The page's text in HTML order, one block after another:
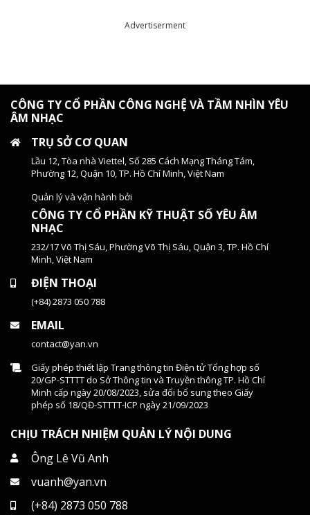
Advertiserment
CÔNG TY CỔ PHẦN CÔNG NGHỆ VÀ TẦM NHÌN YÊU
ÂM NHẠC
TRỤ SỞ CƠ QUAN
Lầu 12, Tòa nhà Viettel, Số 285 Cách Mạng Tháng Tám,
Phường 12, Quận 10, TP. Hồ Chí Minh, Việt Nam
Quản lý và vận hành bởi
CÔNG TY CỔ PHẦN KỸ THUẬT SỐ YÊU ÂM
NHẠC
232/17 Võ Thị Sáu, Phường Võ Thị Sáu, Quận 3, TP. Hồ Chí
Minh, Việt Nam
ĐIỆN THOẠI
(+84) 2873 050 788
EMAIL
contact@yan.vn
Giấy phép thiết lập Trang thông tin Điện tử Tổng hợp số
20/GP-STTTT do Sở Thông tin và Truyền thông TP. Hồ Chí
Minh cấp ngày 20/08/2023, sửa đổi bổ sung theo Giấy
phép số 18/QĐ-STTTT-ICP ngày 21/09/2023
CHỊU TRÁCH NHIỆM QUẢN LÝ NỘI DUNG
Ông Lê Vũ Anh
vuanh@yan.vn
(+84) 2873 050 788